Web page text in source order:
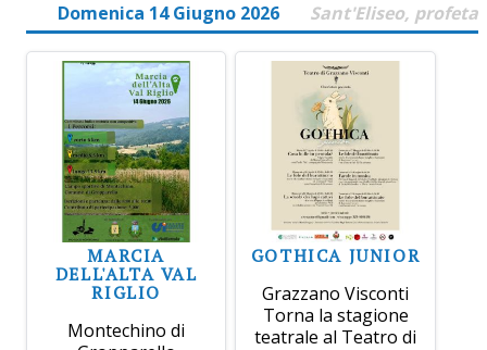
Domenica 14 Giugno 2026 Sant'Eliseo, profeta
MARCIA
DELL'ALTA VAL
RIGLIO
Montechino di
GOTHICA JUNIOR
Grazzano Visconti
Torna la stagione
teatrale al Teatro di